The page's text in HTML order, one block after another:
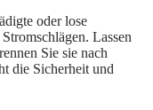
oder lose
Lassen
Sie sie nach
die Sicherheit und